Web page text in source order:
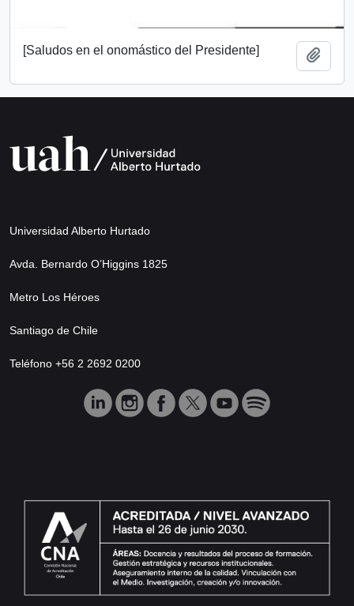
[Saludos en el onomástico del Presidente]
Universidad Alberto Hurtado
Avda. Bernardo O’Higgins 1825
Metro Los Héroes
Santiago de Chile
Teléfono +56 2 2692 0200